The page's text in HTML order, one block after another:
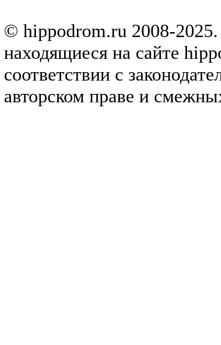
© hippodrom.ru 2008-
находящиеся на сайте
соответствии с
авторском праве и